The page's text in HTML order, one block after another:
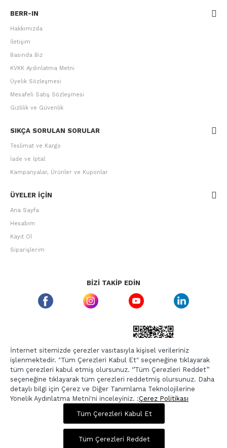
2.393,00 TL 3.989,00 TL
Sepette %20 İndirim
BERR-IN
Hakkımızda
İletişim
Basında Biz
KVKK Aydınlatma Metni
Üyelik Sözleşmesi
Mesafeli Satış Sözleşmesi
Gizlilik ve Güvenlik
SIKÇA SORULAN SORULAR
Teslimat ve Kargo
İade ve İptal
Kampanyalar, Ürünler ve Kuponlar
ÜYELER IÇIN
Ana Sayfa
Hesabım
Kayıt Ol
Siparişlerim
BIZI TAKIP EDIN
ETBIS GÜVEN DAMGASI
Copyright © 2026, Berr-In.com, Tüm Hakları Saklıdır.
Tüm Çerezleri Kabul Et
İnternet sitemizde çerezler vasıtasıyla kişisel verileriniz
işlenmektedir. "Tüm Çerezleri Kabul Et" seçeneğine tıklayarak
tüm çerezleri kabul etmiş olursunuz. ‘’Tüm Çerezleri Reddet’’
seçeneğine tıklayarak tüm çerezleri reddetmiş olursunuz. Daha
detaylı bilgi için Çerez ve Diğer Tanımlama Teknolojilerine
Yönelik Aydınlatma Metni'ni inceleyiniz. :Çerez Politikası
Tüm Çerezleri Reddet